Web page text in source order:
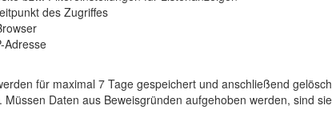
des Zugriffes
Adresse
für maximal 7 Tage gespeichert und anschließend
Müssen Daten aus Beweisgründen aufgehoben werden, sind